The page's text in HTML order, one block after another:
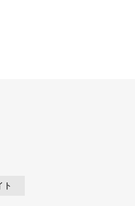
ト